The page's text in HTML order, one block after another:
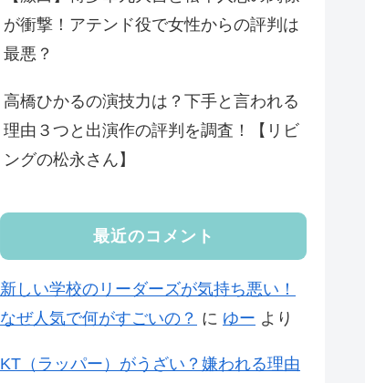
が衝撃！アテンド役で女性からの評判は
最悪？
高橋ひかるの演技力は？下手と言われる
理由３つと出演作の評判を調査！【リビ
ングの松永さん】
最近のコメント
新しい学校のリーダーズが気持ち悪い！
なぜ人気で何がすごいの？ に ゆー より
KT（ラッパー）がうざい？嫌われる理由